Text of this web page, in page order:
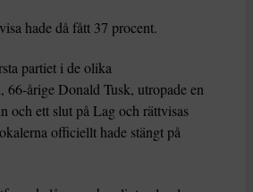
hade då fått 37 procent.
partiet i de olika
66-årige Donald Tusk, utropade en
och ett slut på Lag och rättvisas
officiellt hade stängt på